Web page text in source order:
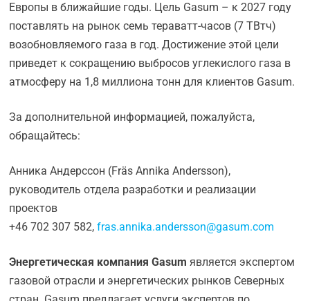
Европы в ближайшие годы. Цель Gasum – к 2027 году
поставлять на рынок семь тераватт-часов (7 ТВтч)
возобновляемого газа в год. Достижение этой цели
приведет к сокращению выбросов углекислого газа в
атмосферу на 1,8 миллиона тонн для клиентов Gasum.
За дополнительной информацией, пожалуйста,
обращайтесь:
Анника Андерссон (Fräs Annika Andersson),
руководитель отдела разработки и реализации
проектов
+46 702 307 582,fras.annika.andersson@gasum.com
Энергетическая компания Gasum является экспертом
газовой отрасли и энергетических рынков Северных